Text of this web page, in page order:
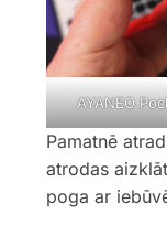
AYANEO
Pamatnē
atrodas
poga ar